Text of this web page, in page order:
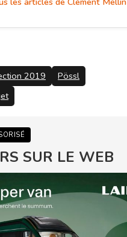
2019
Pössl
SUR LE WEB